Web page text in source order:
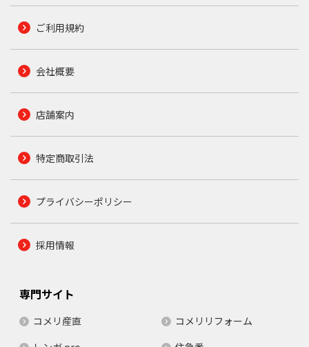
ご利用規約
会社概要
店舗案内
特定商取引法
プライバシーポリシー
採用情報
専門サイト
コメリ産直
コメリリフォーム